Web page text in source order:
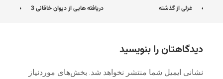
ناوبری
غزلی از گذشته دریافته هایی از دیوان خاقانی 3
دیدگاهتان را بنویسید
نشانی ایمیل شما منتشر نخواهد شد. بخش‌های موردنیاز